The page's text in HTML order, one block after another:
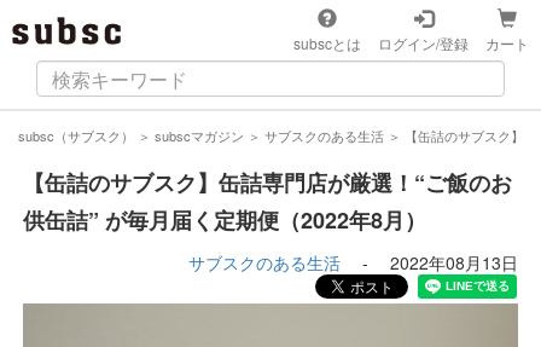
subscとは ログイン/登録 カート
subsc（サブスク） ＞ subscマガジン ＞ サブスクのある生活 ＞ 【缶詰のサブスク】
【缶詰のサブスク】缶詰専門店が厳選！“ご飯のお
供缶詰” が毎月届く定期便（2022年8月）
サブスクのある生活 - 2022年08月13日